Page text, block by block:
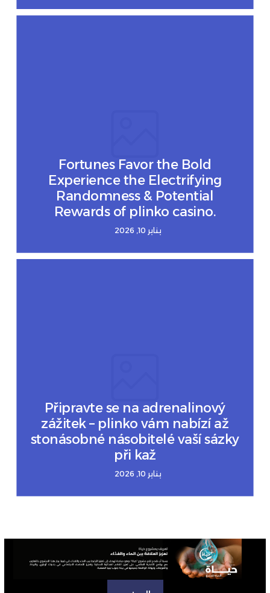
Fortunes Favor the Bold
Experience the Electrifying
Randomness & Potential
Rewards of plinko casino.
يناير 10, 2026
Připravte se na adrenalinový
zážitek – plinko vám nabízí až
stonásobné násobitelé vaší sázky
při kaž
يناير 10, 2026